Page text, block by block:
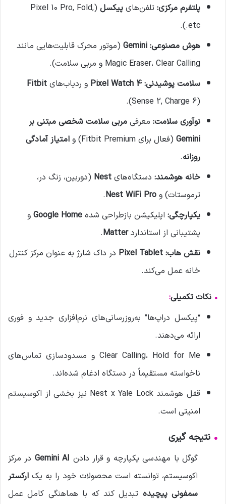
پلتفرم مرکزی: تلفن‌های پیکسل (Pixel 10 Pro, Fold,
etc.).
هوش مصنوعی: Gemini (موتور محرک قابلیت‌هایی مانند
Magic Eraser، Clear Calling و مربی سلامت).
سلامت پوشیدنی: Pixel Watch 4 و ردیاب‌های Fitbit
(Sense 2, Charge 6).
نوآوری سلامت: معرفی مربی سلامت شخصی مبتنی بر
Gemini (فعال برای Fitbit Premium) و
امتیاز آمادگی
روزانه.
خانه هوشمند: دستگاه‌های Nest (دوربین، زنگ در،
ترموستات) و Nest WiFi Pro
.
یکپارچگی: اپلیکیشن بازطراحی شده Google Home و
پشتیبانی از استانداردMatter
.
نقش هاب: Pixel Tablet در داک شارژ به عنوان مرکز کنترل
خانه عمل می‌کند.
• نکات تکمیلی:
“پیکسل دراپ‌ها” به‌روزرسانی‌های نرم‌افزاری جدید و فوری
ارائه می‌دهند.
Clear Calling، Hold for Me و مسدودسازی تماس‌های
ناخواسته مستقیماً در دستگاه ادغام شده‌اند.
قفل هوشمند Nest x Yale Lock نیز بخشی از اکوسیستم
امنیتی است.
• نتیجه گیری
گوگل با مهندسی یکپارچه و قرار دادن Gemini AI در مرکز
اکوسیستم، توانسته است محصولات خود را به یک ارکستر
سمفونی پیچیده تبدیل کند که با هماهنگی کامل عمل